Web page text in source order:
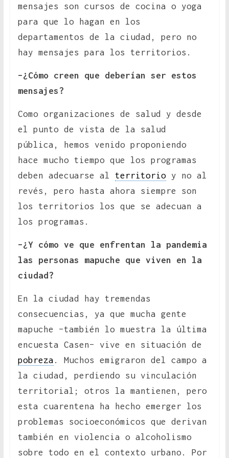
mensajes son cursos de cocina o yoga
para que lo hagan en los
departamentos de la ciudad, pero no
hay mensajes para los territorios.
–¿Cómo creen que deberían ser estos
mensajes?
Como organizaciones de salud y desde
el punto de vista de la salud
pública, hemos venido proponiendo
hace mucho tiempo que los programas
deben adecuarse al territorioy no al
revés, pero hasta ahora siempre son
los territorios los que se adecuan a
los programas.
–¿Y cómo ve que enfrentan la pandemia
las personas mapuche que viven en la
ciudad?
En la ciudad hay tremendas
consecuencias, ya que mucha gente
mapuche –también lo muestra la última
encuesta Casen– vive en situación de
pobreza . Muchos emigraron del campo a
la ciudad, perdiendo su vinculación
territorial; otros la mantienen, pero
esta cuarentena ha hecho emerger los
problemas socioeconómicos que derivan
también en violencia o alcoholismo
sobre todo en el contexto urbano. Por